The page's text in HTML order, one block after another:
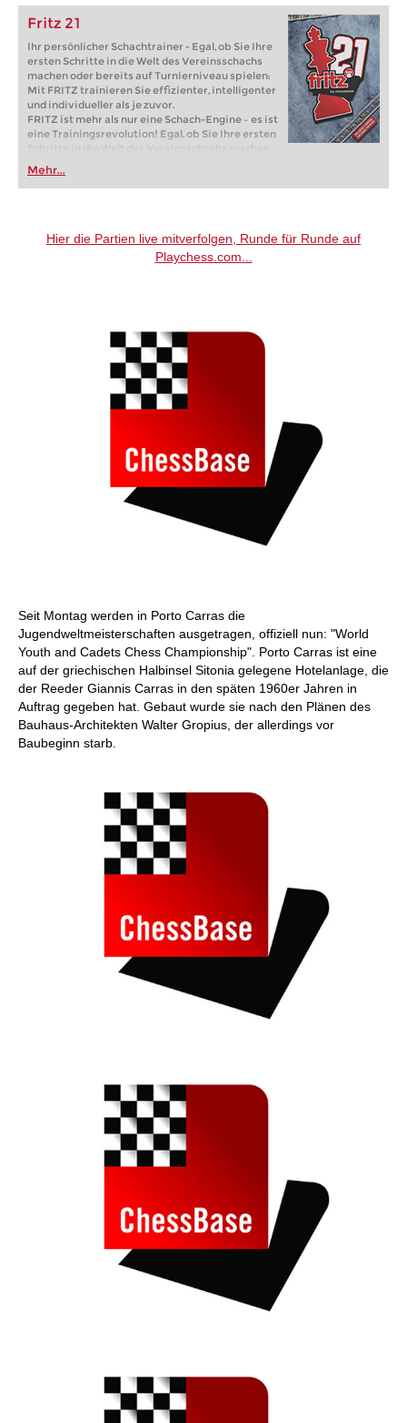
Fritz 21
Ihr persönlicher Schachtrainer - Egal, ob Sie Ihre
ersten Schritte in die Welt des Vereinsschachs
machen oder bereits auf Turnierniveau spielen:
Mit FRITZ trainieren Sie effizienter, intelligenter
und individueller als je zuvor.
FRITZ ist mehr als nur eine Schach-Engine – es ist
eine Trainingsrevolution! Egal, ob Sie Ihre ersten
Schritte in die Welt des Vereinsschachs machen
oder bereits auf Turnierniveau spielen: Mit
FRITZ trainieren Sie effizienter, intelligenter und
individueller als je zuvor.
Mehr...
Hier die Partien live mitverfolgen, Runde für Runde auf
Playchess.com...
Seit Montag werden in Porto Carras die
Jugendweltmeisterschaften ausgetragen, offiziell nun: "World
Youth and Cadets Chess Championship". Porto Carras ist eine
auf der griechischen Halbinsel Sitonia gelegene Hotelanlage, die
der Reeder Giannis Carras in den späten 1960er Jahren in
Auftrag gegeben hat. Gebaut wurde sie nach den Plänen des
Bauhaus-Architekten Walter Gropius, der allerdings vor
Baubeginn starb.